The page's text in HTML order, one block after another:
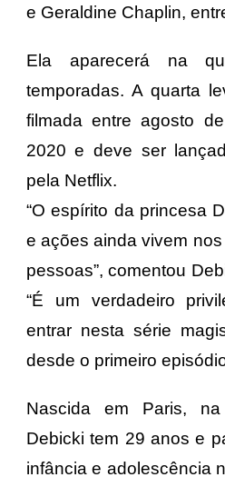
e Geraldine Chaplin,
Ela aparecerá na
temporadas. A quarta
filmada entre agosto
2020 e deve ser
pela Netflix.
“O espírito da princesa
e ações ainda vivem
pessoas”, comentou
“É um verdadeiro
entrar nesta série
desde o primeiro
Nascida em Paris, na
Debicki tem 29 anos e
infância e adolescência